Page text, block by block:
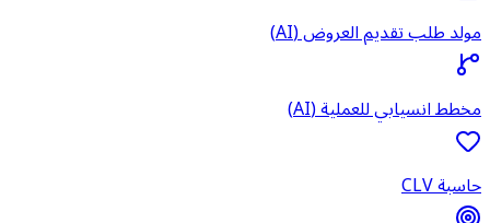
مولد طلب تقديم العروض (AI)
مخطط انسيابي للعملية (AI)
حاسبة CLV